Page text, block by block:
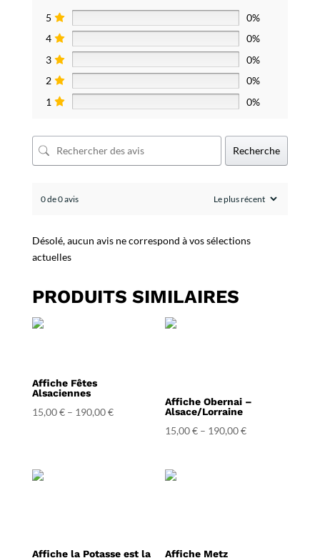
5
0%
4
0%
3
0%
2
0%
1
0%
Recherche
0 de 0 avis
Désolé, aucun avis ne correspond à vos sélections
actuelles
PRODUITS SIMILAIRES
Affiche Fêtes
Alsaciennes
15,00€– 190,00€
Affiche Obernai –
Alsace/Lorraine
15,00€ – 190,00€
Affiche la Potasse est la
Affiche Metz